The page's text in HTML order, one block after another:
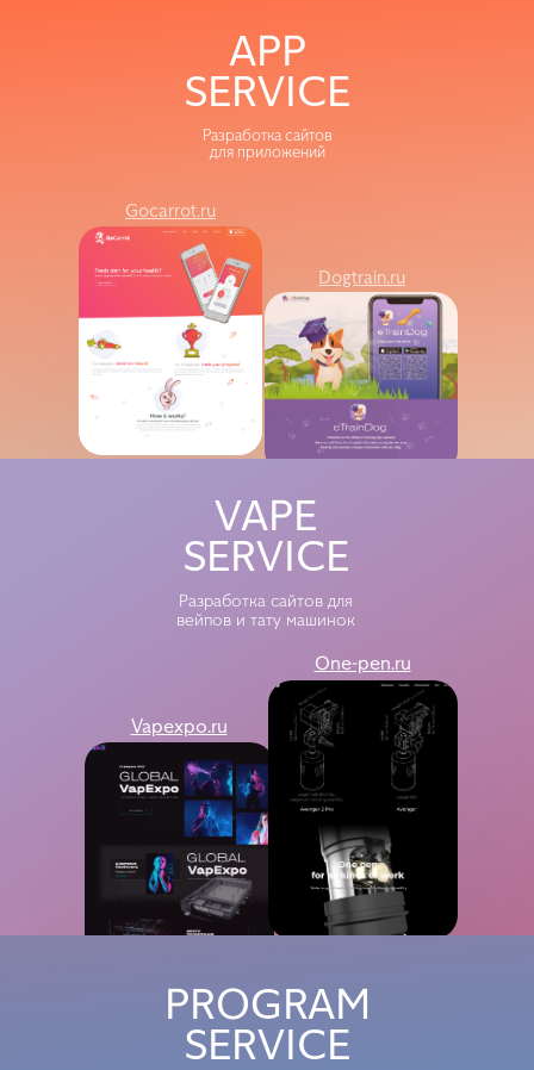
APP
SERVICE
Разработка сайтов
для приложений
Dogtrain.ru
Gocarrot.ru
VAPE
SERVICE
One-pen
Vapexpo
Разработка сайтов для
вейпов и тату машинок
One-pen.ru
Vapexpo.ru
PROGRAM
SERVICE